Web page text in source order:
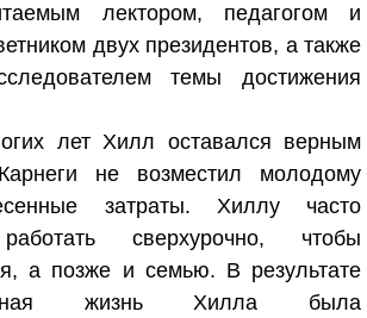
лектором, педагогом и
двух президентов, а также
темы достижения
лет Хилл оставался верным
не возместил молодому
затраты. Хиллу часто
сверхурочно, чтобы
а позже и семью. В результате
жизнь Хилла была